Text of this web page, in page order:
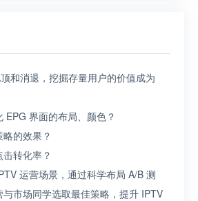
和消退，挖掘存量用户的价值成为
EPG 界面的布局、颜色？
的效果？
转化率？
运营场景，通过科学布局 A/B 测
市场同学选取最佳策略，提升 IPTV